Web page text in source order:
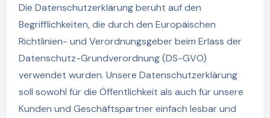
Die Datenschutzerklärung beruht auf den
Begrifflichkeiten, die durch den Europäischen
Richtlinien- und Verordnungsgeber beim Erlass der
Datenschutz-Grundverordnung (DS-GVO)
verwendet wurden. Unsere Datenschutzerklärung
soll sowohl für die Öffentlichkeit als auch für unsere
Kunden und Geschäftspartner einfach lesbar und